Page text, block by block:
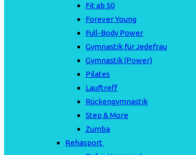
Fit ab 50
Forever Young
Full-Body Power
Gymnastik für Jedefrau
Gymnastik (Power)
Pilates
Lauftreff
Rückengymnastik
Step & More
Zumba
Rehasport